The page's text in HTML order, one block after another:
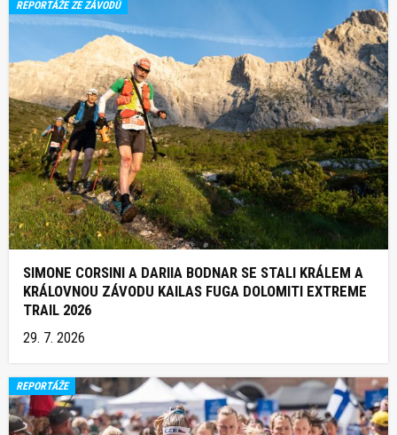
REPORTÁŽE ZE ZÁVODŮ
SIMONE CORSINI A DARIIA BODNAR SE STALI KRÁLEM A
KRÁLOVNOU ZÁVODU KAILAS FUGA DOLOMITI EXTREME
TRAIL 2026
29. 7. 2026
REPORTÁŽE